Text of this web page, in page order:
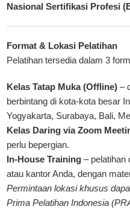
Nasional Sertifikasi Profesi
Format & Lokasi Pelatihan
Pelatihan tersedia dalam 3
Kelas Tatap Muka (Offline) –
berbintang di kota-kota besar
Yogyakarta, Surabaya, Bali,
Kelas Daring via Zoom
perlu bepergian.
In-House Training – pelatihan
atau kantor Anda, dengan
Permintaan lokasi khusus
Prima Pelatihan Indonesia